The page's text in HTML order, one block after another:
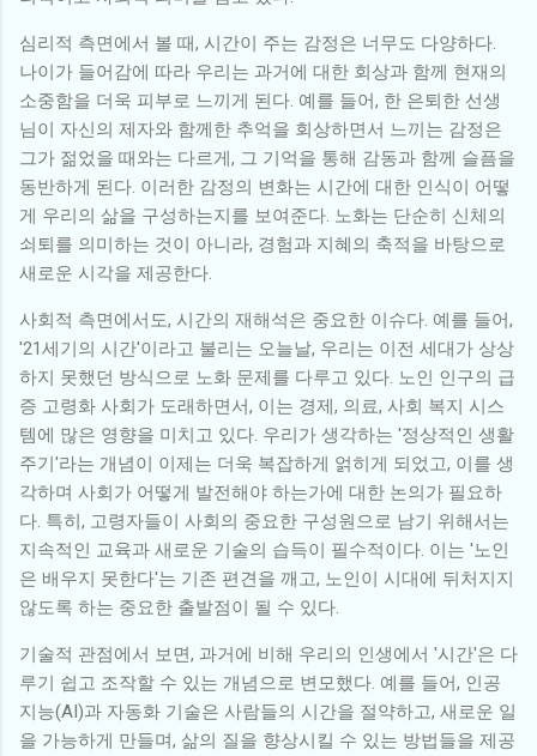
심리적 측면에서 볼 때, 시간이 주는 감정은 너무도 다양하다.
나이가 들어감에 따라 우리는 과거에 대한 회상과 함께 현재의
소중함을 더욱 피부로 느끼게 된다. 예를 들어, 한 은퇴한 선생
님이 자신의 제자와 함께한 추억을 회상하면서 느끼는 감정은
그가 젊었을 때와는 다르게, 그 기억을 통해 감동과 함께 슬픔을
동반하게 된다. 이러한 감정의 변화는 시간에 대한 인식이 어떻
게 우리의 삶을 구성하는지를 보여준다. 노화는 단순히 신체의
쇠퇴를 의미하는 것이 아니라, 경험과 지혜의 축적을 바탕으로
새로운 시각을 제공한다.
사회적 측면에서도, 시간의 재해석은 중요한 이슈다. 예를 들어,
'21세기의 시간'이라고 불리는 오늘날, 우리는 이전 세대가 상상
하지 못했던 방식으로 노화 문제를 다루고 있다. 노인 인구의 급
증 고령화 사회가 도래하면서, 이는 경제, 의료, 사회 복지 시스
템에 많은 영향을 미치고 있다. 우리가 생각하는 '정상적인 생활
주기'라는 개념이 이제는 더욱 복잡하게 얽히게 되었고, 이를 생
각하며 사회가 어떻게 발전해야 하는가에 대한 논의가 필요하
다. 특히, 고령자들이 사회의 중요한 구성원으로 남기 위해서는
지속적인 교육과 새로운 기술의 습득이 필수적이다. 이는 '노인
은 배우지 못한다'는 기존 편견을 깨고, 노인이 시대에 뒤처지지
않도록 하는 중요한 출발점이 될 수 있다.
기술적 관점에서 보면, 과거에 비해 우리의 인생에서 '시간'은 다
루기 쉽고 조작할 수 있는 개념으로 변모했다. 예를 들어, 인공
지능(AI)과 자동화 기술은 사람들의 시간을 절약하고, 새로운 일
을 가능하게 만들며, 삶의 질을 향상시킬 수 있는 방법들을 제공